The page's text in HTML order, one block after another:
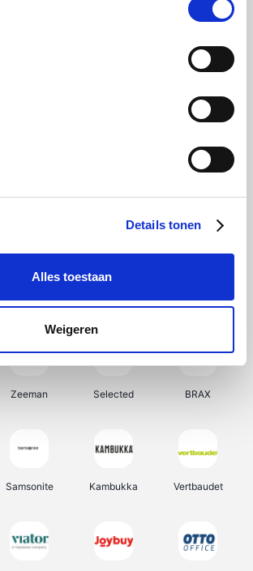
Details tonen
Alles toestaan
Weigeren
DeubaXXL
About You
Tennis Point Samsung Delonghi
Zeeman Selected BRAX
Samsonite Kambukka Vertbaudet